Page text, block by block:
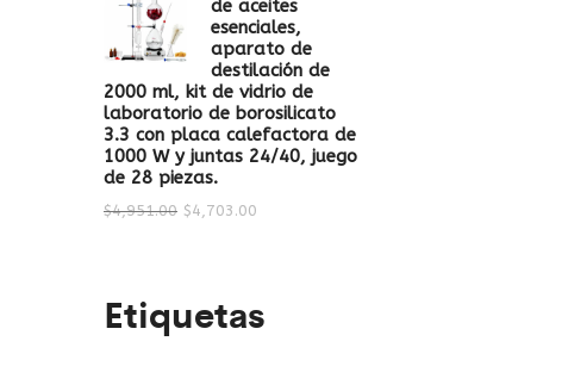
de aceites
esenciales,
aparato de
destilación de
2000 ml, kit de vidrio de
laboratorio de borosilicato
3.3 con placa calefactora de
1000 W y juntas 24/40, juego
de 28 piezas.
$4,951.00 $4,703.00
Etiquetas